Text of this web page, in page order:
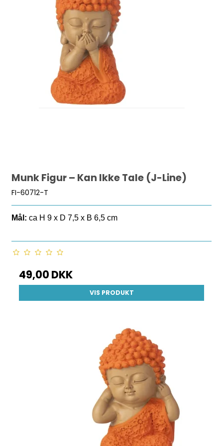
Munk Figur – Kan Ikke Tale (J-Line)
FI-60712-T
Mål: ca H 9 x D 7,5 x B 6,5 cm
49,00 DKK
VIS PRODUKT